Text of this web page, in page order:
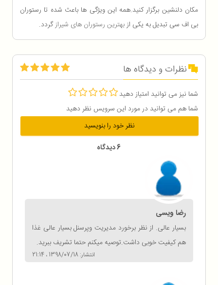
مکان دلنشین برگزار کنید.همه این ویژگی ها باعث شده تا رستوران
بی اف سی تبدیل به یکی ازبهترین رستوران های شیرازگردد.
نظرات و دیدگاه ها
شما نیز می توانید امتیاز دهید
شما هم می توانید در مورد این سرویس نظر دهید
نظر خود را بنویسید
6 دیدگاه
رضا ویسی
انتشار: 1398/07/18 ، 21:14
بسیار عالی. از نظر برخورد مدیریت وپرسنل بسیار عالی غذا
هم کیفیت خوبی داشت.توصیه میکنم حتما تشریف ببرید.